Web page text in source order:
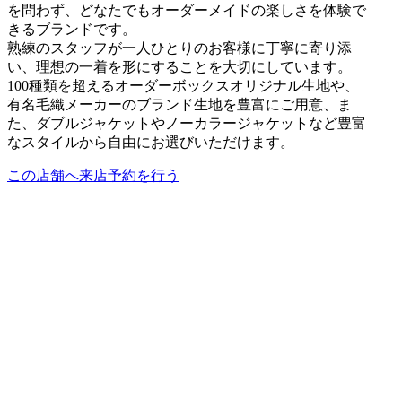
を問わず、どなたでもオーダーメイドの楽しさを体験で
きるブランドです。
熟練のスタッフが一人ひとりのお客様に丁寧に寄り添
い、理想の一着を形にすることを大切にしています。
100種類を超えるオーダーボックスオリジナル生地や、
有名毛織メーカーのブランド生地を豊富にご用意、ま
た、ダブルジャケットやノーカラージャケットなど豊富
なスタイルから自由にお選びいただけます。
この店舗へ来店予約を行う